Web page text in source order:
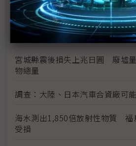
富士通指震災讓該公司損失數十
學者：日本核電站問題 後果將
宮城縣震後損失上兆日圓 廢墟
物總量
調查：大陸、日本汽車合資廠可
海水測出1,850倍放射性物質 福
受損